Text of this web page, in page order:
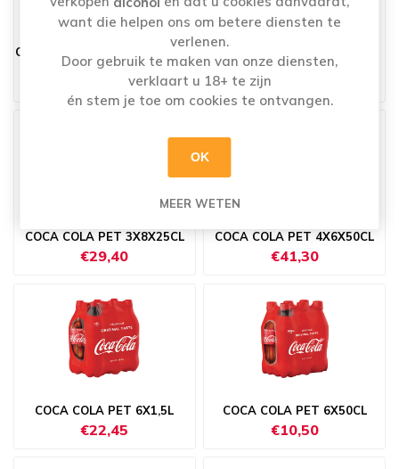
COCA COLA LIGHT PET 6X1,5L
€21,45
6X4X20CL
€11,40
COCA COLA PET 3X8X25CL
€29,40
COCA COLA PET 4X6X50CL
€41,30
COCA COLA PET 6X1,5L
€22,45
COCA COLA PET 6X50CL
€10,50
want die helpen ons om betere diensten te
verlenen.
Door gebruik te maken van onze diensten,
verklaart u 18+ te zijn
én stem je toe om cookies te ontvangen.
OK
MEER WETEN